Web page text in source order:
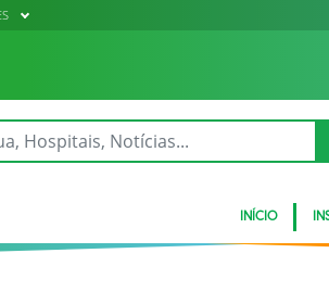
INÍCIO